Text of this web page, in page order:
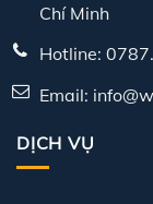
Chí Minh
Hotline:
Email:
DỊCH VỤ